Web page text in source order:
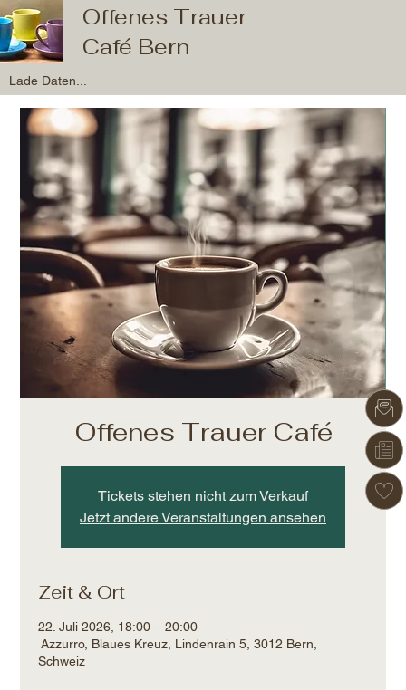
Lade Daten...
Offenes Trauer
Café Bern
Offenes Trauer Café
Tickets stehen nicht zum Verkauf
Jetzt andere Veranstaltungen ansehen
Zeit & Ort
22. Juli 2026, 18:00 – 20:00
Azzurro, Blaues Kreuz, Lindenrain 5, 3012 Bern,
Schweiz